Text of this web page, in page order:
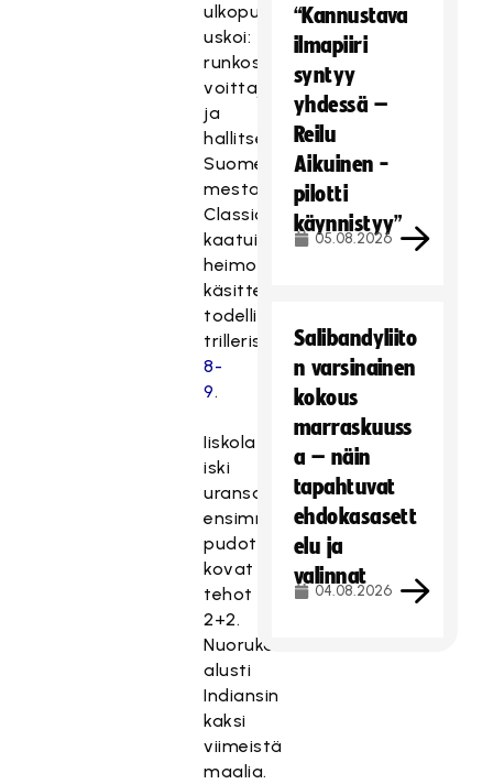
ulkopuolella
uskoi:
runkosarjan
voittaja
ja
hallitseva
Suomen
mestari
Classic
kaatui
heimoveljien
käsittelyssä
todellisessa
trillerissä
8-
9.
Iiskola
iski
uransa
ensimmäisessä
pudotuspelissä
kovat
tehot
2+2.
Nuorukainen
alusti
Indiansin
kaksi
viimeistä
maalia.
“Kannustava
ilmapiiri
syntyy
yhdessä –
Reilu
Aikuinen -
pilotti
käynnistyy”
05.08.2026
Salibandyliito
n varsinainen
kokous
marraskuuss
a – näin
tapahtuvat
ehdokasasett
elu ja
valinnat
04.08.2026